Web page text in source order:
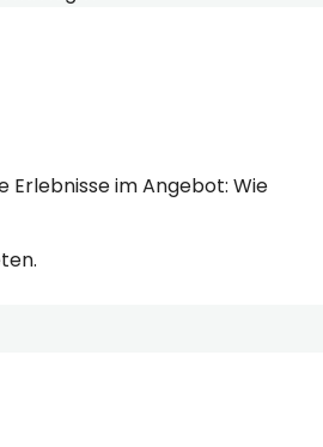
im Angebot: Wie